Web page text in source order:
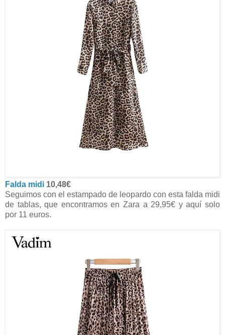
Falda midi 10,48€
Seguimos con el estampado de leopardo con esta falda midi
de tablas, que encontramos en Zara a 29,95€ y aquí solo
por 11 euros.